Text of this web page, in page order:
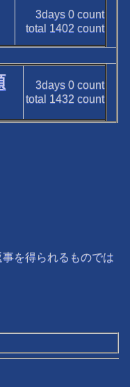
3days 0count
total 1402 count
3days 0count
total 1432 count
を得られるものでは